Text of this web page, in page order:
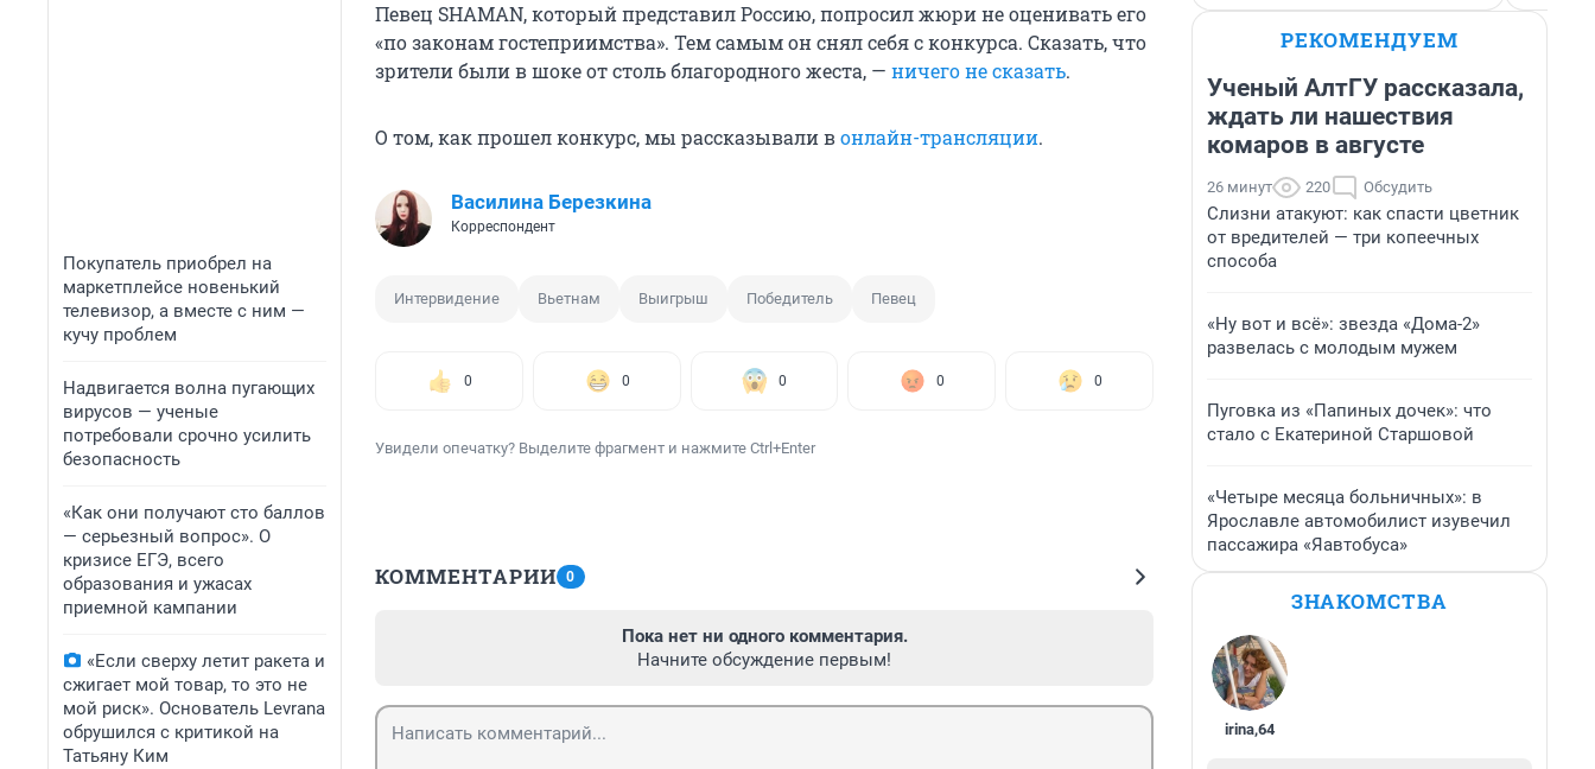
Покупатель приобрел на
маркетплейсе новенький
телевизор, а вместе с ним —
кучу проблем
Надвигается волна пугающих
вирусов — ученые
потребовали срочно усилить
безопасность
«Как они получают сто баллов
— серьезный вопрос». О
кризисе ЕГЭ, всего
образования и ужасах
приемной кампании
«Если сверху летит ракета и
сжигает мой товар, то это не
мой риск». Основатель Levrana
обрушился с критикой на
Татьяну Ким
Певец SHAMAN, который представил Россию, попросил жюри не оценивать его
«по законам гостеприимства». Тем самым он снял себя с конкурса. Сказать, что
зрители были в шоке от столь благородного жеста, — ничего не сказать.
О том, как прошел конкурс, мы рассказывали вонлайн-трансляции.
Василина Березкина
Корреспондент
Интервидение Вьетнам Выигрыш Победитель Певец
0 0 0 0 0
Увидели опечатку? Выделите фрагмент и нажмите Ctrl+Enter
КОММЕНТАРИИ 0
Пока нет ни одного комментария.
Начните обсуждение первым!
РЕКОМЕНДУЕМ
Ученый АлтГУ рассказала,
ждать ли нашествия
комаров в августе
26 минут 220 Обсудить
Слизни атакуют: как спасти цветник
от вредителей — три копеечных
способа
«Ну вот и всё»: звезда «Дома-2»
развелась с молодым мужем
Пуговка из «Папиных дочек»: что
стало с Екатериной Старшовой
«Четыре месяца больничных»: в
Ярославле автомобилист изувечил
пассажира «Яавтобуса»
ЗНАКОМСТВА
irina,64